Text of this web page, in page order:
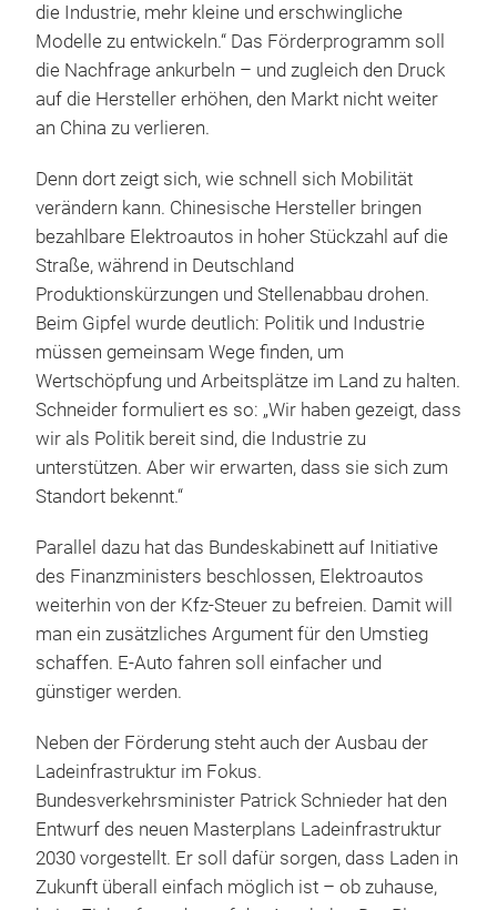
die Industrie, mehr kleine und erschwingliche
Modelle zu entwickeln.“ Das Förderprogramm soll
die Nachfrage ankurbeln – und zugleich den Druck
auf die Hersteller erhöhen, den Markt nicht weiter
an China zu verlieren.
Denn dort zeigt sich, wie schnell sich Mobilität
verändern kann. Chinesische Hersteller bringen
bezahlbare Elektroautos in hoher Stückzahl auf die
Straße, während in Deutschland
Produktionskürzungen und Stellenabbau drohen.
Beim Gipfel wurde deutlich: Politik und Industrie
müssen gemeinsam Wege finden, um
Wertschöpfung und Arbeitsplätze im Land zu halten.
Schneider formuliert es so: „Wir haben gezeigt, dass
wir als Politik bereit sind, die Industrie zu
unterstützen. Aber wir erwarten, dass sie sich zum
Standort bekennt.“
Parallel dazu hat das Bundeskabinett auf Initiative
des Finanzministers beschlossen, Elektroautos
weiterhin von der Kfz-Steuer zu befreien. Damit will
man ein zusätzliches Argument für den Umstieg
schaffen. E-Auto fahren soll einfacher und
günstiger werden.
Neben der Förderung steht auch der Ausbau der
Ladeinfrastruktur im Fokus.
Bundesverkehrsminister Patrick Schnieder hat den
Entwurf des neuen Masterplans Ladeinfrastruktur
2030 vorgestellt. Er soll dafür sorgen, dass Laden in
Zukunft überall einfach möglich ist – ob zuhause,